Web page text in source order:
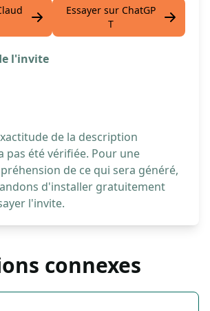
Essayer sur ChatGP
T
l'invite
de la description
pas été vérifiée. Pour une
de ce qui sera généré,
d'installer gratuitement
l'invite.
connexes